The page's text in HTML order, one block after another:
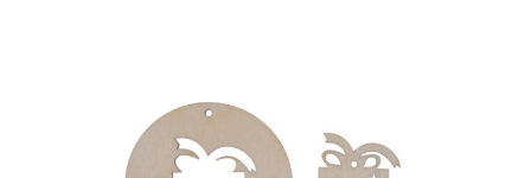
ΕΠΙΚΟΙΝΩΝΙΑ